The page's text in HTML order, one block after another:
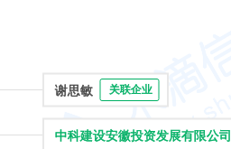
谢思敏 关联企业
中科建设安徽投资发展有限公司